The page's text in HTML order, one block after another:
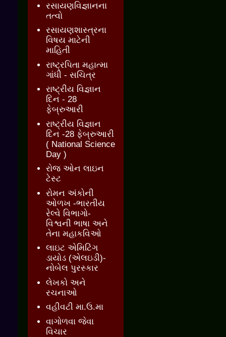
રસાયણવિજ્ઞાનના
તત્વો
રસાયણશાસ્ત્રના
વિષય માટેની
માહિતી
રાષ્ટ્રપિતા મહાત્મા
ગાંધી - સચિત્ર
રાષ્ટ્રીય વિજ્ઞાન
દિન - 28
ફેબ્રુઆરી
રાષ્ટ્રીય વિજ્ઞાન
દિન -28 ફેબ્રુઆરી
( National Science
Day )
રોજ ઓન લાઇન
ટેસ્ટ
રોમન અંકોની
ઓળખ -ભારતીય
રેલ્વે વિભાગો-
વિશ્વની ભાષા અને
તેના મહાકવિઓ
લાઇટ એમિટિંગ
ડાયોડ (એલઇડી)-
નોબેલ પુરસ્કાર
લેખકો અને
રચનાઓ
વહીવટી મા.ઉ.મા
વાગોળવા જેવા
વિચાર